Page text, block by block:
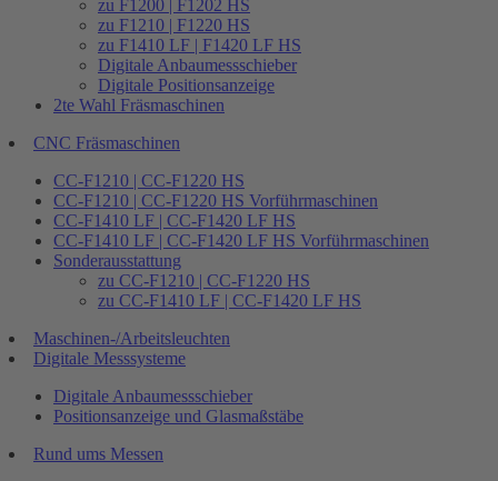
zu F1200 | F1202 HS
zu F1210 | F1220 HS
zu F1410 LF | F1420 LF HS
Digitale Anbaumessschieber
Digitale Positionsanzeige
2te Wahl Fräsmaschinen
CNC Fräsmaschinen
CC-F1210 | CC-F1220 HS
CC-F1210 | CC-F1220 HS Vorführmaschinen
CC-F1410 LF | CC-F1420 LF HS
CC-F1410 LF | CC-F1420 LF HS Vorführmaschinen
Sonderausstattung
zu CC-F1210 | CC-F1220 HS
zu CC-F1410 LF | CC-F1420 LF HS
Maschinen-/Arbeitsleuchten
Digitale Messsysteme
Digitale Anbaumessschieber
Positionsanzeige und Glasmaßstäbe
Rund ums Messen